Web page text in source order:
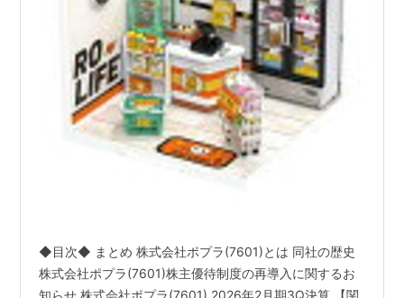
◆目次◆ まとめ 株式会社ポプラ(7601)とは 同社の歴史
株式会社ポプラ(7601)株主優待制度の再導入に関するお